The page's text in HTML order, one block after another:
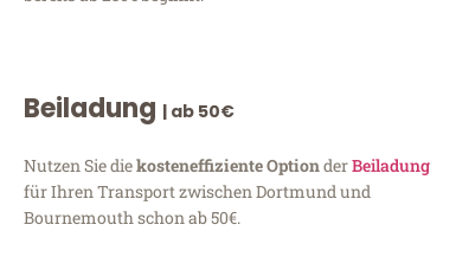
Beiladung | ab 50€
Nutzen Sie diekosteneffiziente OptionderBeiladung
für Ihren Transport zwischen Dortmund und
Bournemouth schon ab 50€.